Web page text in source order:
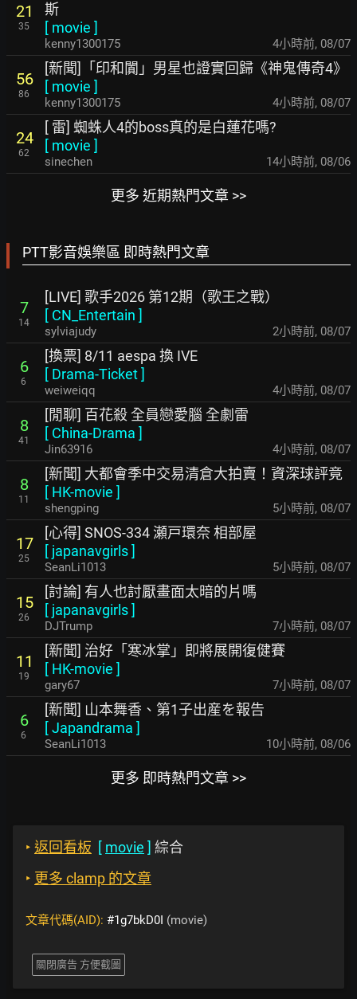
21
35
斯
[ movie ]
kenny1300175 4小時前, 08/07
56
86
[新聞]「印和闐」男星也證實回歸《神鬼傳奇4》
[ movie ]
kenny1300175 4小時前, 08/07
24
62
[ 雷] 蜘蛛人4的boss真的是白蓮花嗎?
[ movie ]
sinechen 14小時前, 08/06
更多 近期熱門文章 >>
PTT影音娛樂區 即時熱門文章
7
14
[LIVE] 歌手2026 第12期（歌王之戰）
[ CN_Entertain ]
sylviajudy 2小時前, 08/07
6
6
[換票] 8/11 aespa 換 IVE
[ Drama-Ticket]
weiweiqq 4小時前, 08/07
8
41
[閒聊] 百花殺 全員戀愛腦 全劇雷
[ China-Drama ]
Jin63916 4小時前, 08/07
8
11
[新聞] 大都會季中交易清倉大拍賣！資深球評竟
[ HK-movie ]
shengping 5小時前, 08/07
17
25
[心得] SNOS-334 瀬戸環奈 相部屋
[ japanavgirls]
SeanLi1013 5小時前, 08/07
15
26
[討論] 有人也討厭畫面太暗的片嗎
[ japanavgirls]
DJTrump 7小時前, 08/07
11
19
[新聞] 治好「寒冰掌」即將展開復健賽
[ HK-movie ]
gary67 7小時前, 08/07
6
6
[新聞] 山本舞香、第1子出産を報告
[Japandrama ]
SeanLi1013 10小時前, 08/06
更多 即時熱門文章 >>
‣ 返回看板 [ movie ] 綜合
‣ 更多 clamp 的文章
文章代碼(AID): #1g7bkD0I (movie)
關閉廣告 方便截圖